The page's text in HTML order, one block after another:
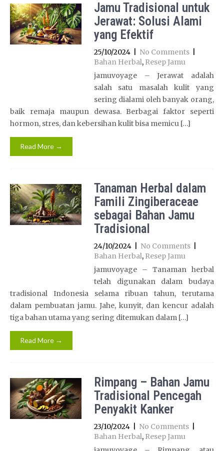
Jamu Tradisional untuk
Jerawat: Solusi Alami
yang Efektif
25/10/2024 No Comments
Bahan Herbal, Resep Jamu
jamuvoyage – Jerawat adalah
salah satu masalah kulit yang
sering dialami oleh banyak orang,
baik remaja maupun dewasa. Berbagai faktor seperti
hormon, stres, dan kebersihan kulit bisa memicu […]
Read More →
Tanaman Herbal dalam
Famili Zingiberaceae
sebagai Bahan Jamu
Tradisional
24/10/2024 No Comments
Bahan Herbal, Resep Jamu
jamuvoyage – Tanaman herbal
telah digunakan dalam budaya
tradisional Indonesia selama ribuan tahun, terutama
dalam pembuatan jamu. Jahe, kunyit, dan kencur adalah
tiga bahan utama yang sering ditemukan dalam […]
Read More →
Rimpang – Bahan Jamu
Tradisional Pencegah
Penyakit Kanker
23/10/2024 No Comments
Bahan Herbal, Resep Jamu